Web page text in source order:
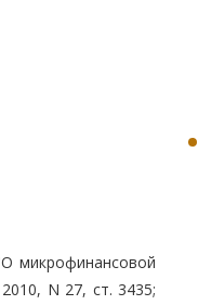
микрофинансовой
N 27, ст. 3435;